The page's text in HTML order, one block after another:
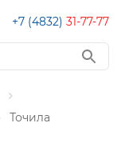
+7 (4832) 31-77-77
Точила